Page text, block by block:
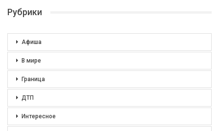
Рубрики
Афиша
В мире
Граница
ДТП
Интересное